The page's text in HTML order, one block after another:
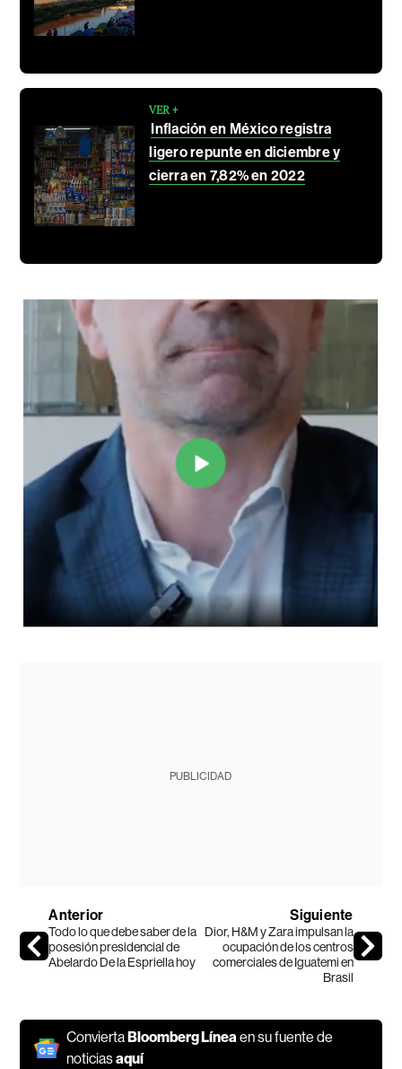
VER +
Inflación en México registra
ligero repunte en diciembre y
cierra en 7,82% en 2022
PUBLICIDAD
Anterior
Todo lo que debe saber de la
posesión presidencial de
Abelardo De la Espriella hoy
Siguiente
Dior, H&M y Zara impulsan la
ocupación de los centros
comerciales de Iguatemi en
Brasil
ConviertaBloomberg Líneaen su fuente de
noticiasaquí